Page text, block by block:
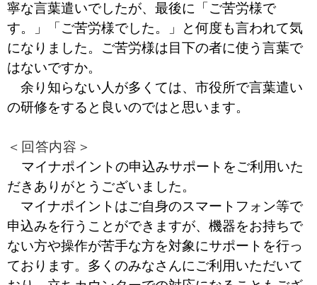
寧な言葉遣いでしたが、最後に「ご苦労様で
す。」「ご苦労様でした。」と何度も言われて気
になりました。ご苦労様は目下の者に使う言葉で
はないですか。
余り知らない人が多くては、市役所で言葉遣い
の研修をすると良いのではと思います。
＜回答内容＞
マイナポイントの申込みサポートをご利用いた
だきありがとうございました。
マイナポイントはご自身のスマートフォン等で
申込みを行うことができますが、機器をお持ちで
ない方や操作が苦手な方を対象にサポートを行っ
ております。多くのみなさんにご利用いただいて